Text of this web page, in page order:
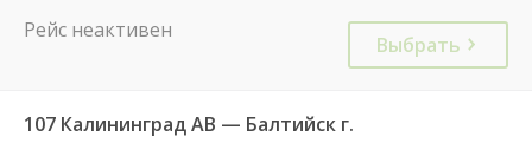
Рейс неактивен
Выбрать
107 Калининград АВ — Балтийск г.